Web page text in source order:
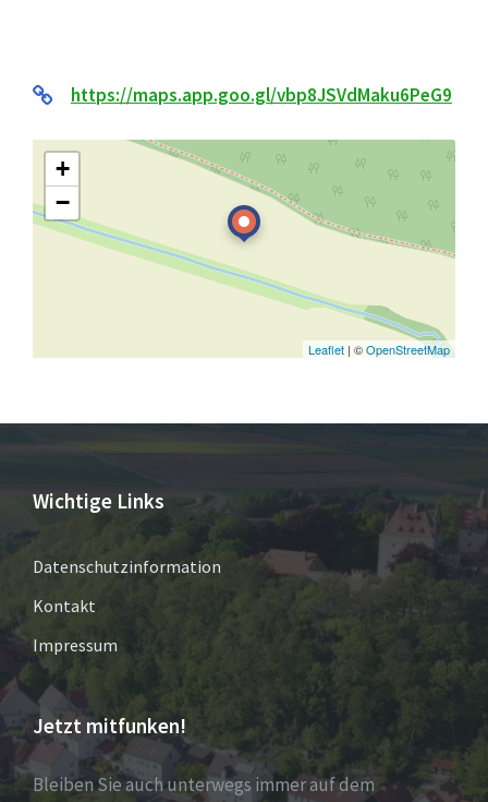
https://maps.app.goo.gl/vbp8JSVdMaku6PeG9
+
−
Leaflet | ©OpenStreetMap
Wichtige Links
Datenschutzinformation
Kontakt
Impressum
Jetzt mitfunken!
Bleiben Sie auch unterwegs immer auf dem